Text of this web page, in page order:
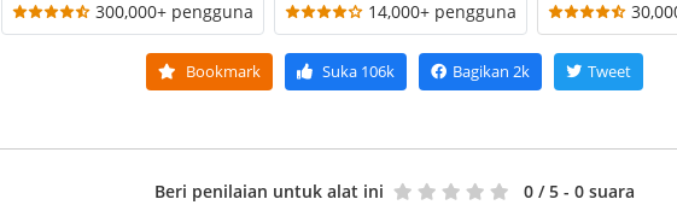
300,000+ pengguna 14,000+ pengguna
Bookmark Suka 106k Bagikan 2k Tweet
Beri penilaian untuk alat ini 0 / 5 - 0 suara